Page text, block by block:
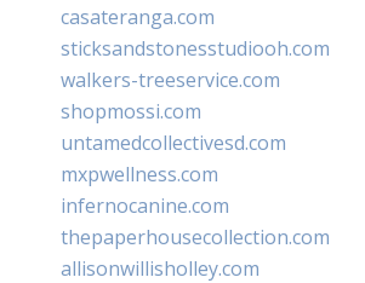
casateranga.com
sticksandstonesstudiooh.com
walkers-treeservice.com
shopmossi.com
untamedcollectivesd.com
mxpwellness.com
infernocanine.com
thepaperhousecollection.com
allisonwillisholley.com